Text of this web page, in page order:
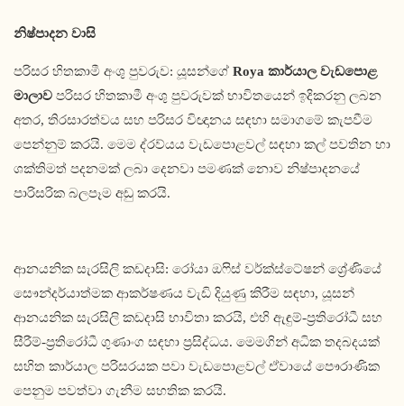
නිෂ්පාදන වාසි
පරිසර හිතකාමී අංශු පුවරුව: යූසන්ගේ Roya කාර්යාල වැඩපොළ
මාලාව පරිසර හිතකාමී අංශු පුවරුවක් භාවිතයෙන් ඉදිකරනු ලබන
අතර, තිරසාරත්වය සහ පරිසර විඥානය සඳහා සමාගමේ කැපවීම
පෙන්නුම් කරයි. මෙම ද්රව්යය වැඩපොළවල් සඳහා කල් පවතින හා
ශක්තිමත් පදනමක් ලබා දෙනවා පමණක් නොව නිෂ්පාදනයේ
පාරිසරික බලපෑම අඩු කරයි.
ආනයනික සැරසිලි කඩදාසි: රෝයා ඔෆිස් වර්ක්ස්ටේෂන් ශ්‍රේණියේ
සෞන්දර්යාත්මක ආකර්ෂණය වැඩි දියුණු කිරීම සඳහා, යූසන්
ආනයනික සැරසිලි කඩදාසි භාවිතා කරයි, එහි ඇඳුම්-ප්‍රතිරෝධී සහ
සීරීම්-ප්‍රතිරෝධී ගුණාංග සඳහා ප්‍රසිද්ධය. මෙමගින් අධික තදබදයක්
සහිත කාර්යාල පරිසරයක පවා වැඩපොළවල් ඒවායේ පෞරාණික
පෙනුම පවත්වා ගැනීම සහතික කරයි.